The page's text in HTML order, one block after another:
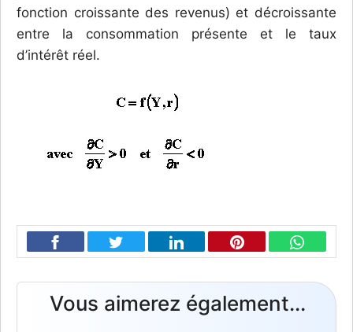
fonction croissante des revenus) et décroissante
entre la consommation présente et le taux
d’intérêt réel.
Vous aimerez également...